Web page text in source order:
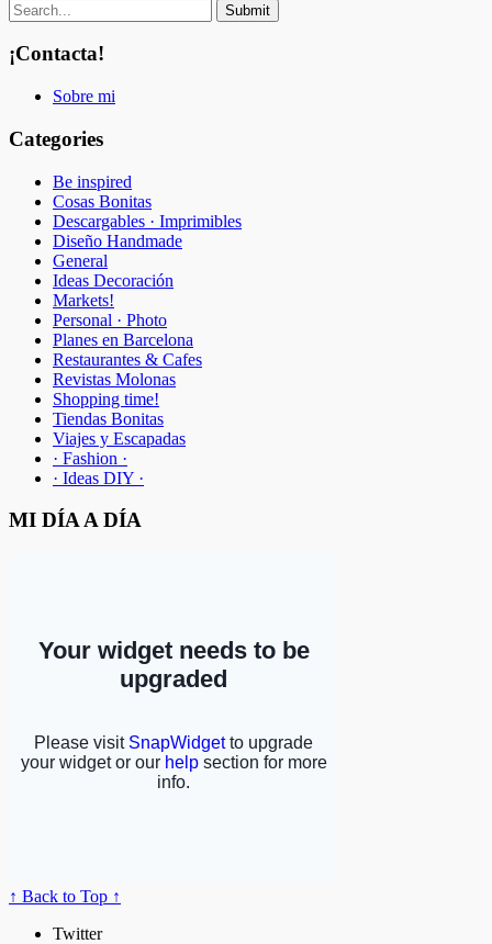
¡Contacta!
Sobre mi
Categories
Be inspired
Cosas Bonitas
Descargables · Imprimibles
Diseño Handmade
General
Ideas Decoración
Markets!
Personal · Photo
Planes en Barcelona
Restaurantes & Cafes
Revistas Molonas
Shopping time!
Tiendas Bonitas
Viajes y Escapadas
· Fashion ·
· Ideas DIY ·
MI DÍA A DÍA
↑ Back to Top ↑
Twitter